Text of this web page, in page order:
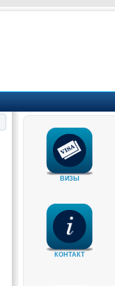
ВИЗЫ
КОНТАКТ